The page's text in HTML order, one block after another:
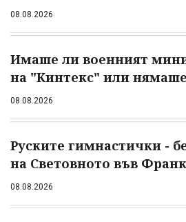
08.08.2026
Имаше ли военният
на "Кинтекс" или
08.08.2026
Руските гимнастички -
на Световното във
08.08.2026